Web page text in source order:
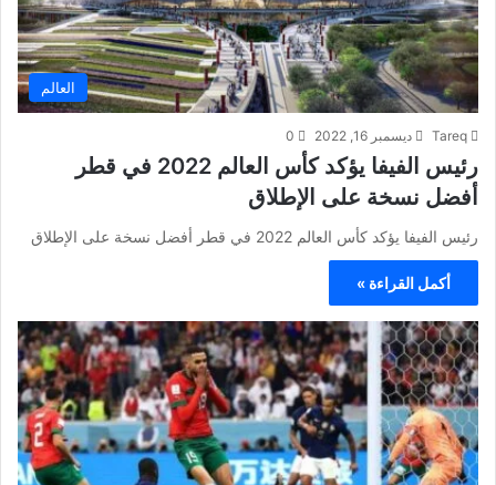
العالم
Tareq ديسمبر 16, 2022 0
رئيس الفيفا يؤكد كأس العالم 2022 في قطر
أفضل نسخة على الإطلاق
رئيس الفيفا يؤكد كأس العالم 2022 في قطر أفضل نسخة على الإطلاق
أكمل القراءة »